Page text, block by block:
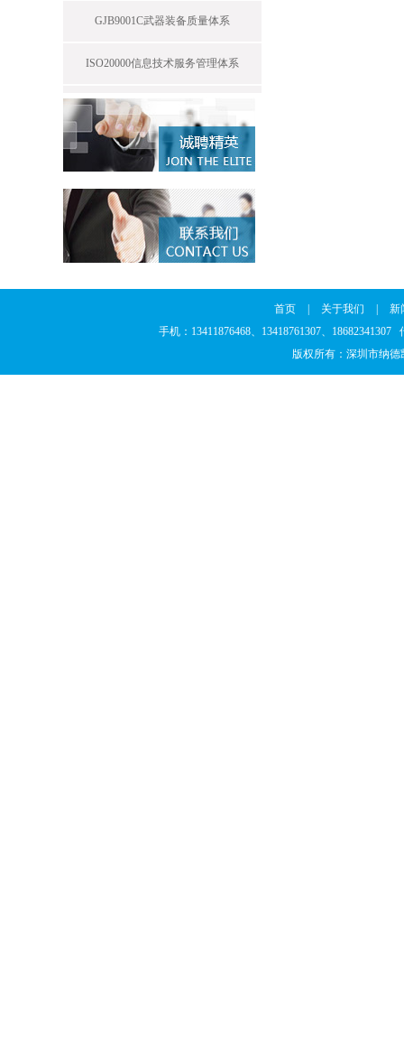
GJB9001C武器装备质量体系
ISO20000信息技术服务管理体系
首页 关于我们
新
手机：13411876468、13418761307、
版权所有：深圳市纳